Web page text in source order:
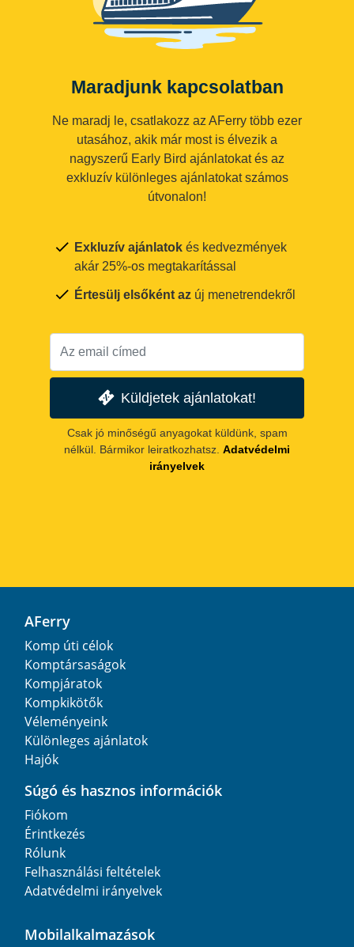
Maradjunk kapcsolatban
Ne maradj le, csatlakozz az AFerry több ezer
utasához, akik már most is élvezik a
nagyszerű Early Bird ajánlatokat és az
exkluzív különleges ajánlatokat számos
útvonalon!
Exkluzív ajánlatok és kedvezmények
akár 25%-os megtakarítással
Értesülj elsőként az új menetrendekről
Küldjetek ajánlatokat!
Csak jó minőségű anyagokat küldünk, spam
nélkül. Bármikor leiratkozhatsz. Adatvédelmi
irányelvek
AFerry
Komp úti célok
Komptársaságok
Kompjáratok
Kompkikötők
Véleményeink
Különleges ajánlatok
Hajók
Súgó és hasznos információk
Fiókom
Érintkezés
Rólunk
Felhasználási feltételek
Adatvédelmi irányelvek
Mobilalkalmazások